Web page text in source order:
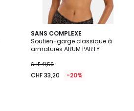
SANS COMPLEXE
Soutien-gorge classique à
armatures ARUM PARTY
CHF 41,50
CHF 33,20 -20%